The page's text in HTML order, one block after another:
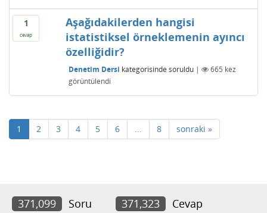
1
cevap
Aşağıdakilerden hangisi
istatistiksel örneklemenin ayıncı
özelliğidir?
Denetim Dersi kategorisinde soruldu | 665 kez
görüntülendi
1 2 3 4 5 6 ... 8 sonraki »
371,099 Soru 371,323 Cevap